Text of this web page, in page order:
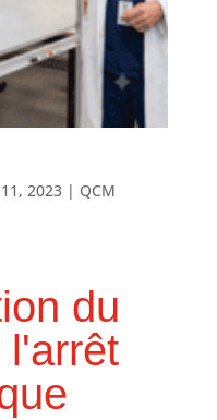
2023| QCM
du
l'arrêt